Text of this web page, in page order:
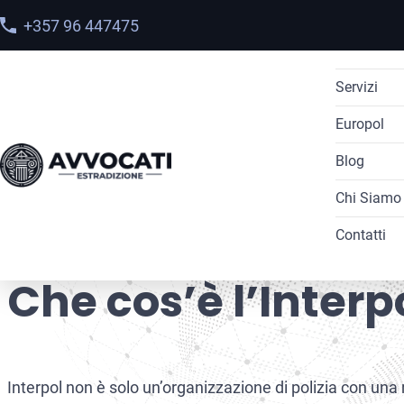
+357 96 447475
Servizi
La Red
La Blue
La
La
La
Purple
Europol
Ricorso
Blog
Chi Siamo
Casi
Contatti
Che cos’è
Interpol non è solo un’organizzazione di polizia con